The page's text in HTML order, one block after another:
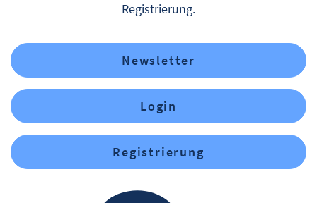
Registrierung.
Newsletter
Login
Registrierung